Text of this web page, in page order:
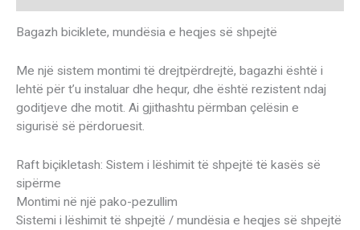
Bagazh biciklete, mundësia e heqjes së shpejtë
Me një sistem montimi të drejtpërdrejtë, bagazhi është i
lehtë për t’u instaluar dhe hequr, dhe është rezistent ndaj
goditjeve dhe motit. Ai gjithashtu përmban çelësin e
sigurisë së përdoruesit.
Raft biçikletash: Sistem i lëshimit të shpejtë të kasës së
sipërme
Montimi në një pako-pezullim
Sistemi i lëshimit të shpejtë / mundësia e heqjes së shpejtë